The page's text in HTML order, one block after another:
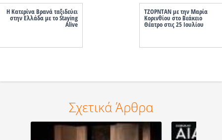
Η Κατερίνα Βρανά ταξιδεύει
στην Ελλάδα με το Staying
Alive
ΤΖΟΡΝΤAN με την Μαρία
Κορινθίου στο Βεάκειο
Θέατρο στις 25 Ιουλίου
Σχετικά Άρθρα